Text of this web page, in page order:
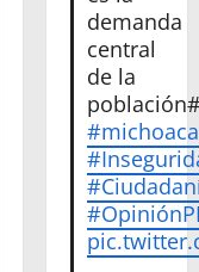
demanda
central
de la